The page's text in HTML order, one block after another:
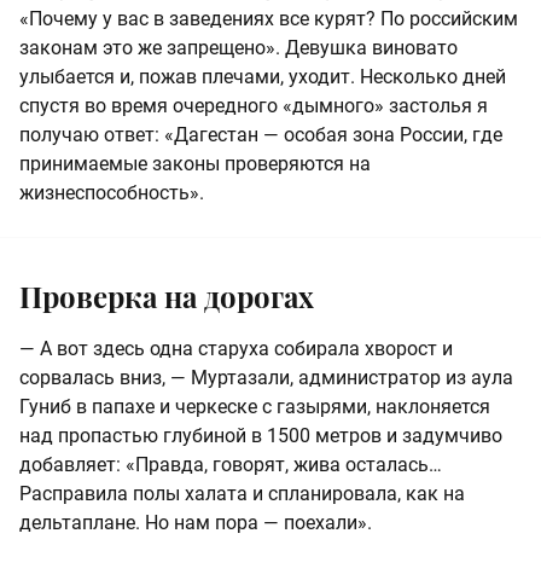
«Почему у вас в заведениях все курят? По российским
законам это же запрещено». Девушка виновато
улыбается и, пожав плечами, уходит. Несколько дней
спустя во время очередного «дымного» застолья я
получаю ответ: «Дагестан — особая зона России, где
принимаемые законы проверяются на
жизнеспособность».
Проверка на дорогах
— А вот здесь одна старуха собирала хворост и
сорвалась вниз, — Муртазали, администратор из аула
Гуниб в папахе и черкеске с газырями, наклоняется
над пропастью глубиной в 1500 метров и задумчиво
добавляет: «Правда, говорят, жива осталась…
Расправила полы халата и спланировала, как на
дельтаплане. Но нам пора — поехали».